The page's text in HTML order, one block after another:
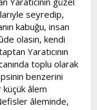
seyredip,
kabuğu, insan
olasın, kendi
Yaratıcının
toplu olarak
benzerini
âlem
âleminde,